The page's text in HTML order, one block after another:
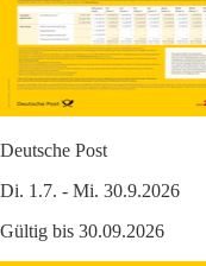
Deutsche Post
Di. 1.7. - Mi. 30.9.2026
Gültig bis 30.09.2026